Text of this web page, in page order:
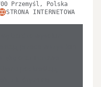
Przemyśl, Polska
STRONA INTERNETOWA